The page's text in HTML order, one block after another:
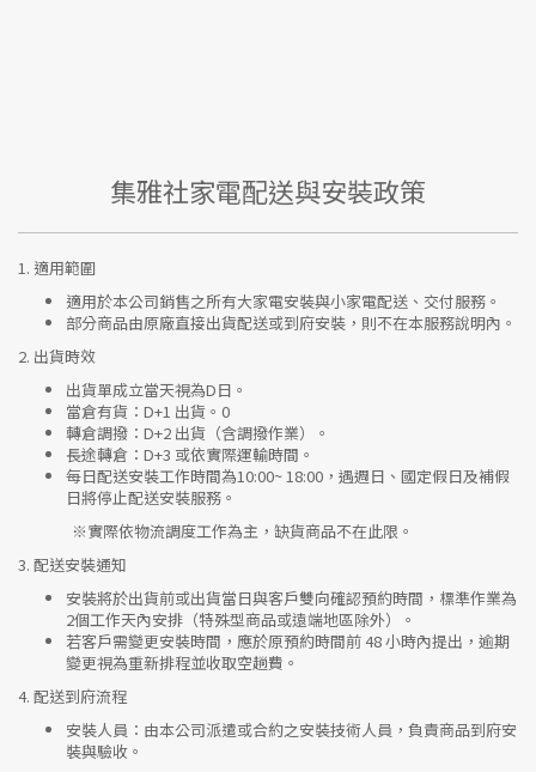
集雅社家電配送與安裝政策
1. 適用範圍
適用於本公司銷售之所有大家電安裝與小家電配送、交付服務。
部分商品由原廠直接出貨配送或到府安裝，則不在本服務說明內。
2. 出貨時效
出貨單成立當天視為D日。
當倉有貨： D+1 出貨。0
轉倉調撥： D+2 出貨（含調撥作業）。
長途轉倉： D+3 或依實際運輸時間。
每日配送安裝工作時間為10:00~ 18:00，遇週日、國定假日及補假
日將停止配送安裝服務。
※實際依物流調度工作為主，缺貨商品不在此限。
3. 配送安裝通知
安裝將於出貨前或出貨當日與客戶雙向確認預約時間，標準作業為
2個工作天內安排（特殊型商品或遠端地區除外）。
若客戶需變更安裝時間，應於原預約時間前 48 小時內提出，逾期
變更視為重新排程並收取空趟費。
4. 配送到府流程
安裝人員 ：由本公司派遣或合約之安裝技術人員，負責商品到府安
裝與驗收。